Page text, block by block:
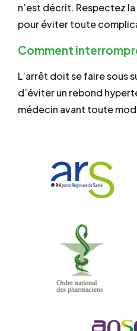
n’est décrit. Respectez
pour éviter toute
Comment
L’arrêt doit se faire sous
d’éviter un rebond
médecin avant toute